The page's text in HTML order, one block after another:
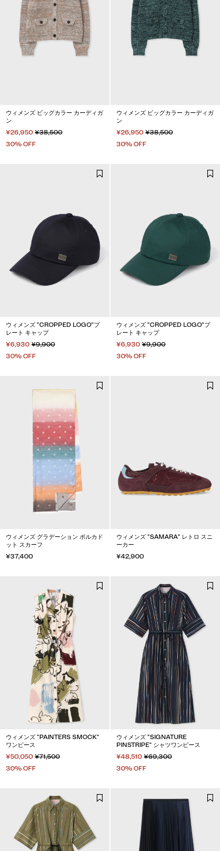
ウィメンズ ビッグカラー カーディガ
ン
¥26,950 ¥38,500
30% OFF
ウィメンズ ビッグカラー カーディガ
ン
¥26,950 ¥38,500
30% OFF
ウィメンズ "CROPPED LOGO"プ
レート キャップ
¥6,930 ¥9,900
30% OFF
ウィメンズ "CROPPED LOGO"プ
レート キャップ
¥6,930 ¥9,900
30% OFF
ウィメンズ グラデーション ポルカド
ット スカーフ
¥37,400
ウィメンズ "SAMARA" レトロ スニ
ーカー
¥42,900
ウィメンズ "PAINTERS SMOCK"
ワンピース
¥50,050 ¥71,500
30% OFF
ウィメンズ "SIGNATURE
PINSTRIPE" シャツワンピース
¥48,510 ¥69,300
30% OFF